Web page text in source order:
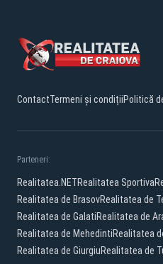
ContactTermeni și condițiiPolitică
Parteneri:
Realitatea.NETRealitatea Sportiva
Realitatea de BrasovRealitatea de
Realitatea de GalatiRealitatea de
Realitatea de MehedintiRealitatea
Realitatea de GiurgiuRealitatea de